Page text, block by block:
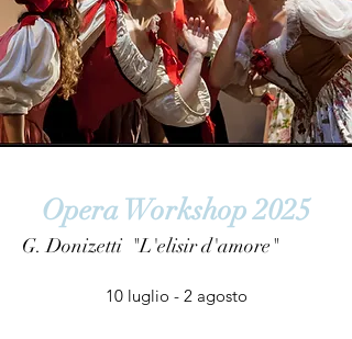
Opera Workshop 2025
G. Donizetti "L'elisir d'amore"
10 luglio - 2 agosto